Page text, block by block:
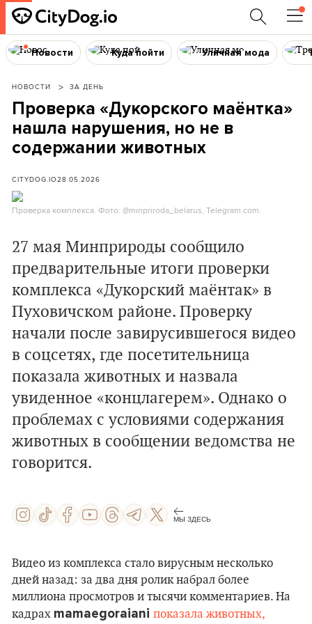
Новости Куда пойти Уличная мода
НОВОСТИ ЗА ДЕНЬ
Проверка «Дукорского маёнтка»
нашла нарушения, но не в
содержании животных
CITYDOG.IO28.05.2026
Проверка комплекса. Фото: @minpriroda_belarus, Telegram.com.
27 мая Минприроды сообщило
предварительные итоги проверки
комплекса «Дукорский маёнтак» в
Пуховичском районе. Проверку
начали после завирусившегося видео
в соцсетях, где посетительница
показала животных и назвала
увиденное «концлагерем». Однако о
проблемах с условиями содержания
животных в сообщении ведомства не
говорится.
МЫ ЗДЕСЬ
Видео из комплекса стало вирусным несколько
дней назад: за два дня ролик набрал более
миллиона просмотров и тысячи комментариев. На
кадрах mamaegoraiani показала животных,